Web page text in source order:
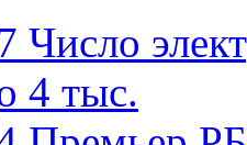
Число
4 тыс.